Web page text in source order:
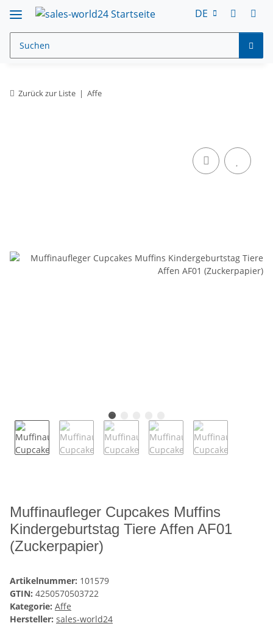
DE
Zurück zur Liste Affe
Muffinaufleger Cupcakes Muffins
Kindergeburtstag Tiere Affen AF01
(Zuckerpapier)
Artikelnummer: 101579
GTIN: 4250570503722
Kategorie: Affe
Hersteller: sales-world24